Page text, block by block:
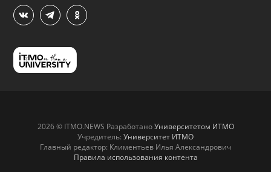
2026 © ITMO.NEWS РазработаноУниверситетом ИТМО
Учредитель: Университет ИТМО
Главный редактор: Климентьев Илья Александрович
Правила использования контента